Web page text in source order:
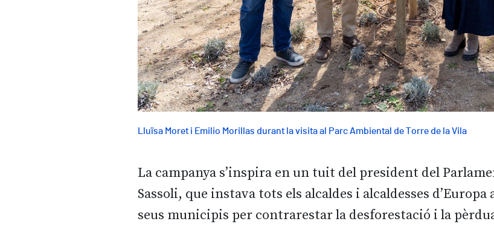
Lluïsa Moret i Emilio Morillas durant la visita al Parc Ambiental de Torre de la Vila
La campanya s’inspira en un tuit del president del
Sassoli, que instava tots els alcaldes i alcaldesses
seus municipis per contrarestar la desforestació i la